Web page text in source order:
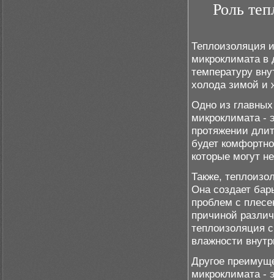
Роль
Теплоизоляция
микроклимата в
температуру
холода зимой и
Одно из
микроклимата -
протяжении
будет
которые могут
Также,
Она создает
проблем с
причиной
теплоизоляция
влажности
Другое
микроклимата -